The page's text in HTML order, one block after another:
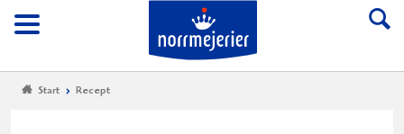
Meny
Till Norrmejerier
Start Recept